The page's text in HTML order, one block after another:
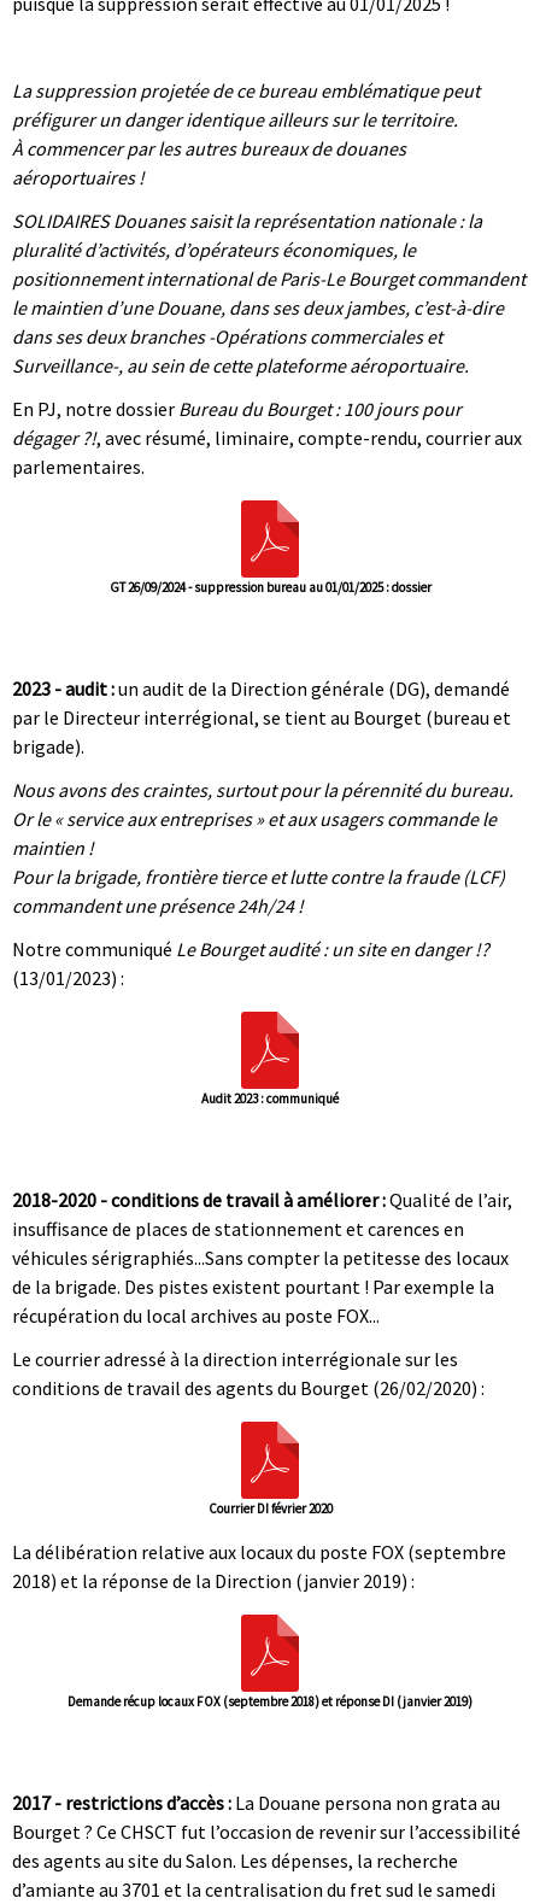
La suppression projetée de ce bureau emblématique peut
préfigurer un danger identique ailleurs sur le territoire.
À commencer par les autres bureaux de douanes
aéroportuaires !
SOLIDAIRES Douanes saisit la représentation nationale : la
pluralité d’activités, d’opérateurs économiques, le
positionnement international de Paris-Le Bourget commandent
le maintien d’une Douane, dans ses deux jambes, c’est-à-dire
dans ses deux branches -Opérations commerciales et
Surveillance-, au sein de cette plateforme aéroportuaire.
En PJ, notre dossier Bureau du Bourget : 100 jours pour
dégager ?!, avec résumé, liminaire, compte-rendu, courrier aux
parlementaires.
GT 26/09/2024 - suppression bureau au 01/01/2025 : dossier
2023 - audit :un audit de la Direction générale (DG), demandé
par le Directeur interrégional, se tient au Bourget (bureau et
brigade).
Nous avons des craintes, surtout pour la pérennité du bureau.
Or le « service aux entreprises » et aux usagers commande le
maintien !
Pour la brigade, frontière tierce et lutte contre la fraude (LCF)
commandent une présence 24h/24 !
Notre communiqué Le Bourget audité : un site en danger !?
(13/01/2023) :
Audit 2023 : communiqué
2018-2020 - conditions de travail à améliorer :Qualité de l’air,
insuffisance de places de stationnement et carences en
véhicules sérigraphiés...Sans compter la petitesse des locaux
de la brigade. Des pistes existent pourtant ! Par exemple la
récupération du local archives au poste FOX...
Le courrier adressé à la direction interrégionale sur les
conditions de travail des agents du Bourget (26/02/2020) :
Courrier DI février 2020
La délibération relative aux locaux du poste FOX (septembre
2018) et la réponse de la Direction (janvier 2019) :
Demande récup locaux FOX (septembre 2018) et réponse DI (janvier 2019)
2017 - restrictions d’accès : La Douane persona non grata au
Bourget ? Ce CHSCT fut l’occasion de revenir sur l’accessibilité
des agents au site du Salon. Les dépenses, la recherche
d’amiante au 3701 et la centralisation du fret sud le samedi